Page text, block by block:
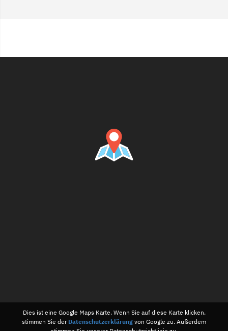
Dies ist eine Google Maps Karte. Wenn Sie auf diese Karte klicken,
stimmen Sie der Datenschutzerklärung von Google zu. Außerdem